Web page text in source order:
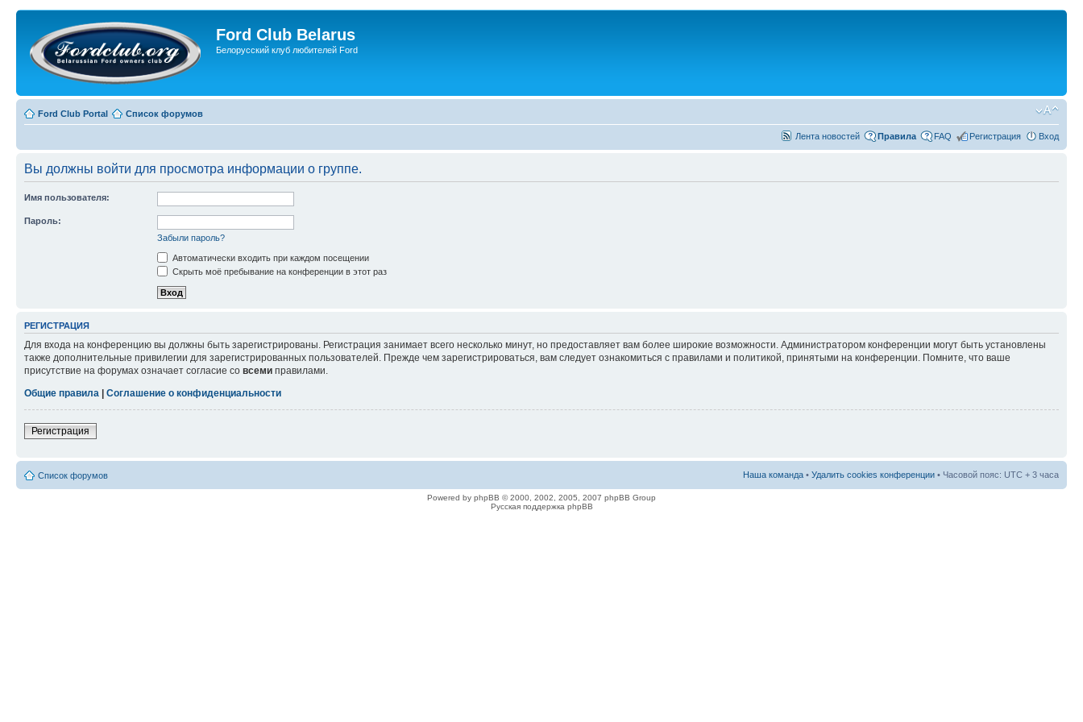
Ford Club Belarus
Белорусский клуб любителей Ford
Ford Club Portal Список форумов
Лента новостей Правила FAQ Регистрация Вход
Вы должны войти для просмотра информации о группе.
Имя пользователя:
Пароль:
Забыли пароль?
Автоматически входить при каждом посещении
Скрыть моё пребывание на конференции в этот раз
РЕГИСТРАЦИЯ
Для входа на конференцию вы должны быть зарегистрированы. Регистрация занимает всего несколько минут, но предоставляет вам более широкие возможности. Администратором конференции могут быть установлены
также дополнительные привилегии для зарегистрированных пользователей. Прежде чем зарегистрироваться, вам следует ознакомиться с правилами и политикой, принятыми на конференции. Помните, что ваше
присутствие на форумах означает согласие со всеми правилами.
Общие правила | Соглашение о конфиденциальности
Регистрация
Список форумов Наша команда • Удалить cookies конференции • Часовой пояс: UTC + 3 часа
Powered by phpBB © 2000, 2002, 2005, 2007 phpBB Group
Русская поддержка phpBB